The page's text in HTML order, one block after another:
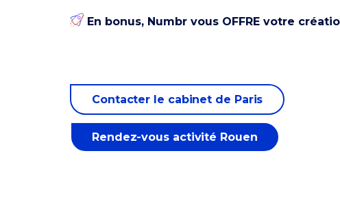
En bonus, Numbr vous OFFRE votre
Contacter le cabinet de Paris
Rendez-vous activité Rouen